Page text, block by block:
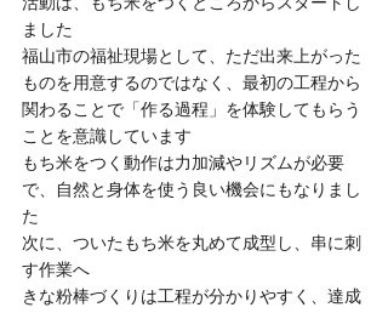
ました
福山市の福祉現場として、ただ出来上がった
ものを用意するのではなく、最初の工程から
関わることで「作る過程」を体験してもらう
ことを意識しています
もち米をつく動作は力加減やリズムが必要
で、自然と身体を使う良い機会にもなりまし
た
次に、ついたもち米を丸めて成型し、串に刺
す作業へ
きな粉棒づくりは工程が分かりやすく、達成